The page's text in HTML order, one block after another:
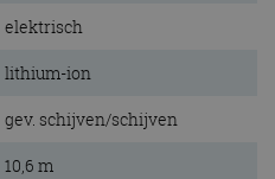
elektrisch
lithium-ion
gev. schijven/schijven
10,6 m